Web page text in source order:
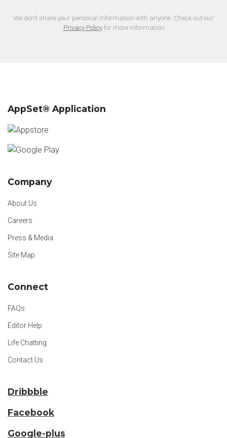
We don’t share your personal information with anyone. Check out our
Privacy Policyfor more information
AppSet® Application
Company
About Us
Careers
Press & Media
Site Map
Connect
FAQs
Editor Help
Life Chatting
Contact Us
Dribbble
Facebook
Google-plus